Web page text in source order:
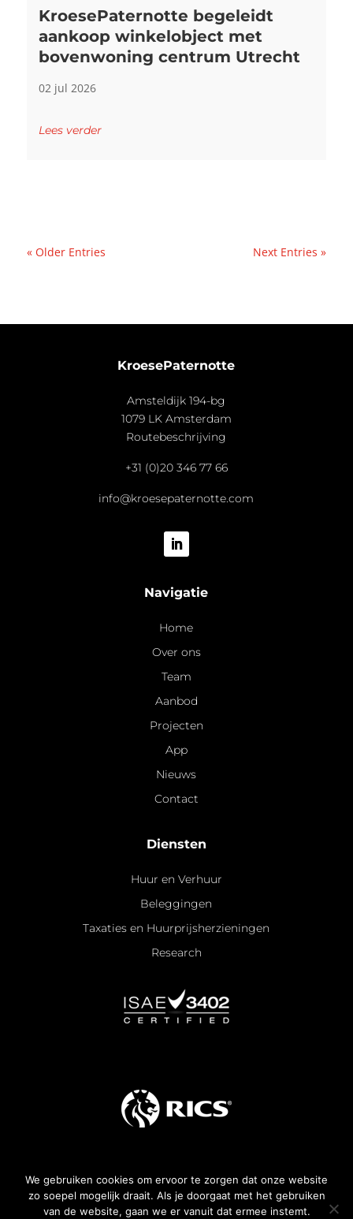
KroesePaternotte begeleidt
aankoop winkelobject met
bovenwoning centrum Utrecht
02 jul 2026
Lees verder
« Older Entries Next Entries »
KroesePaternotte
Amsteldijk 194-bg
1079 LK Amsterdam
Routebeschrijving
+31 (0)20 346 77 66
info@kroesepaternotte.com
Navigatie
Home
Over ons
Team
Aanbod
Projecten
App
Nieuws
Contact
Diensten
Huur en Verhuur
Beleggingen
Taxaties en Huurprijsherzieningen
Research
Algemene voorwaarden
We gebruiken cookies om ervoor te zorgen dat onze website
zo soepel mogelijk draait. Als je doorgaat met het gebruiken
van de website, gaan we er vanuit dat ermee instemt.